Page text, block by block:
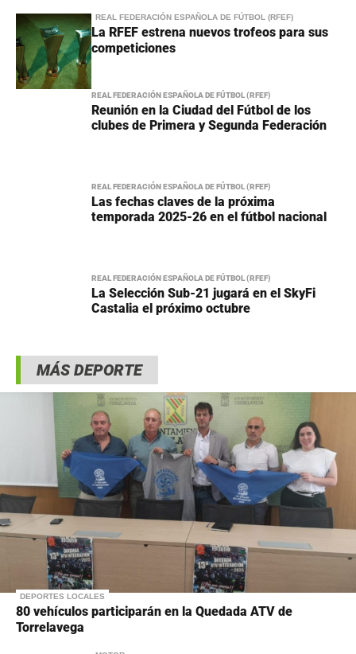
REAL FEDERACIÓN ESPAÑOLA DE FÚTBOL (RFEF)
La RFEF estrena nuevos trofeos para sus
competiciones
REAL FEDERACIÓN ESPAÑOLA DE FÚTBOL (RFEF)
Reunión en la Ciudad del Fútbol de los
clubes de Primera y Segunda Federación
REAL FEDERACIÓN ESPAÑOLA DE FÚTBOL (RFEF)
Las fechas claves de la próxima
temporada 2025-26 en el fútbol nacional
REAL FEDERACIÓN ESPAÑOLA DE FÚTBOL (RFEF)
La Selección Sub-21 jugará en el SkyFi
Castalia el próximo octubre
MÁS DEPORTE
DEPORTES LOCALES
80 vehículos participarán en la Quedada ATV de
Torrelavega